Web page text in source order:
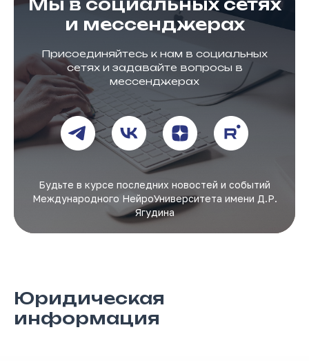
и мессенджерах
Присоединяйтесь к нам в социальных
сетях и задавайте вопросы в
мессенджерах
Будьте в курсе последних новостей и событий
Международного НейроУниверситета имени Д.Р.
Ягудина
Юридическая
информация